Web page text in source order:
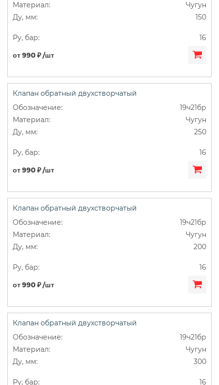
Чугун
150
16
от 990 ₽ /шт
Клапан обратный двухстворчатый
19ч21бр
Чугун
250
16
от 990 ₽ /шт
Клапан обратный двухстворчатый
19ч21бр
Чугун
200
16
от 990 ₽ /шт
Клапан обратный двухстворчатый
19ч21бр
Чугун
300
16